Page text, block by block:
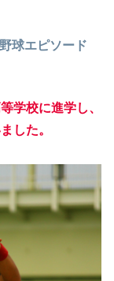
球エピソード
学校に進学し、
した。